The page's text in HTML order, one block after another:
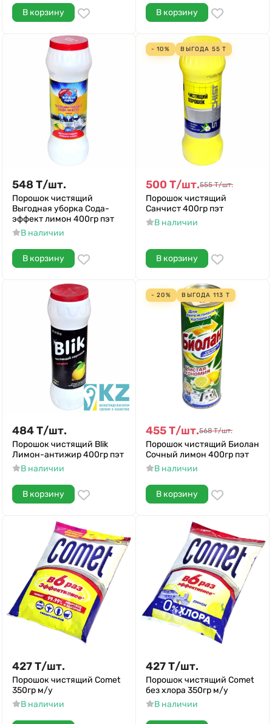
В корзину В корзину
548 Т/шт.
Порошок чистящий
Выгодная уборка Сода-
эффект лимон 400гр пэт
В наличии
В корзину
- 10% ВЫГОДА 55 Т
500 Т/шт.555 Т/шт.
Порошок чистящий
Санчист 400гр пэт
В наличии
В корзину
484Т/шт.
Порошок чистящий Blik
Лимон-антижир 400гр пэт
В наличии
В корзину
- 20% ВЫГОДА 113 Т
455Т/шт.568 Т/шт.
Порошок чистящий Биолан
Сочный лимон 400гр пэт
В наличии
В корзину
427Т/шт.
Порошок чистящий Comet
350гр м/у
В наличии
427Т/шт.
Порошок чистящий Comet
без хлора 350гр м/у
В наличии